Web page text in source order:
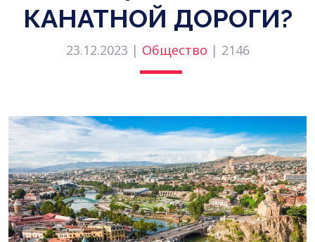
КАНАТНОЙ ДОРОГИ?
23.12.2023 | Общество | 2146